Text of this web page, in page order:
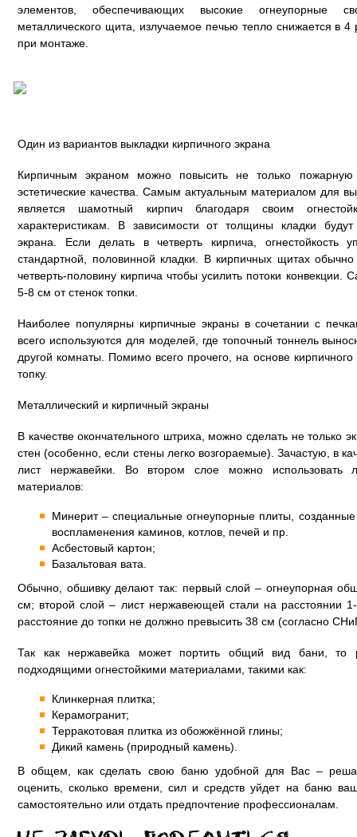
элементов, обеспечивающих высокие огнеупорные
металлического щита, излучаемое печью тепло снижается в
при монтаже.
Один из вариантов выкладки кирпичного экрана
Кирпичным экраном можно повысить не только
эстетические качества. Самым актуальным материалом для
является шамотный кирпич благодаря своим
характеристикам. В зависимости от толщины кладки
экрана. Если делать в четверть кирпича,
стандартной, половинной кладки. В кирпичных щитах
четверть-половину кирпича чтобы усилить потоки конвекции.
5-8 см от стенок топки.
Наиболее популярны кирпичные экраны в сочетании с
всего используются для моделей, где топочный тоннель
другой комнаты. Помимо всего прочего, на основе
топку.
Металлический и кирпичный экраны
В качестве окончательного штриха, можно сделать не только
стен (особенно, если стены легко возгораемые). Зачастую, в
лист нержавейки. Во втором слое можно использовать
материалов:
Минерит – специальные огнеупорные плиты,
воспламенения каминов, котлов, печей и пр.
Асбестовый картон;
Базальтовая вата.
Обычно, обшивку делают так: первый слой – огнеупорная
см; второй слой – лист нержавеющей стали на расстоянии
расстояние до топки не должно превысить 38 см (согласно
Так как нержавейка может портить общий вид бани, то
подходящими огнестойкими материалами, такими как:
Клинкерная плитка;
Керамогранит;
Терракотовая плитка из обожжённой глины;
Дикий камень (природный камень).
В общем, как сделать свою баню удобной для Вас –
оценить, сколько времени, сил и средств уйдет на баню
самостоятельно или отдать предпочтение профессионалам.